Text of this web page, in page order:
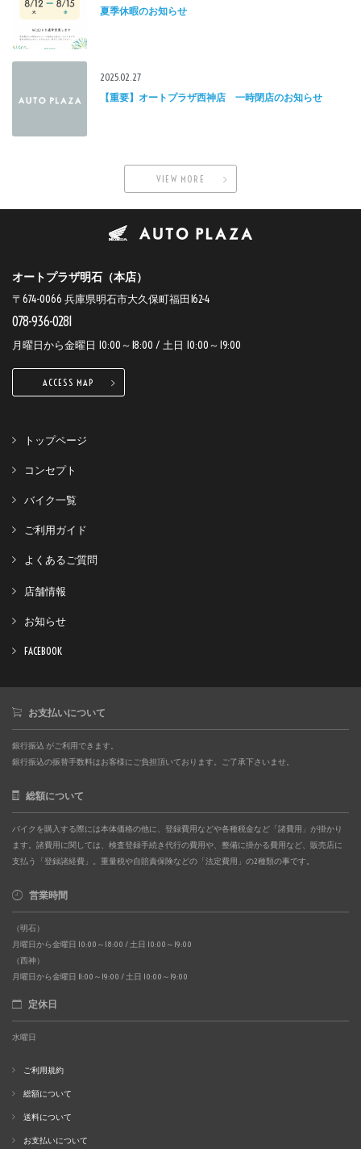
夏季休暇のお知らせ
2025.02.27
【重要】オートプラザ西神店 一時閉店のお知らせ
VIEW MORE
オートプラザ明石（本店）
〒674-0066 兵庫県明石市大久保町福田162-4
078-936-0281
月曜日から金曜日 10:00～18:00 / 土日 10:00～19:00
ACCESS MAP
トップページ
コンセプト
バイク一覧
ご利用ガイド
よくあるご質問
店舗情報
お知らせ
FACEBOOK
お支払いについて
銀行振込 がご利用できます。
銀行振込の振替手数料はお客様にご負担頂いております。ご了承下さいませ。
総額について
バイクを購入する際には本体価格の他に、登録費用などや各種税金など「諸費用」が掛かり
ます。諸費用に関しては、検査登録手続き代行の費用や、整備に掛かる費用など、販売店に
支払う「登録諸経費」。重量税や自賠責保険などの「法定費用」の2種類の事です。
営業時間
（明石）
月曜日から金曜日 10:00～18:00 / 土日 10:00～19:00
（西神）
月曜日から金曜日 11:00～19:00 / 土日 10:00～19:00
定休日
水曜日
ご利用規約
総額について
送料について
お支払いについて